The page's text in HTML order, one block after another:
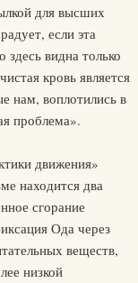
для высших
если эта
видна только
кровь является
нам, воплотились в
проблема».
движения»
находится два
сгорание
Ода через
веществ,
низкой